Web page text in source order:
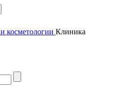
Клиника